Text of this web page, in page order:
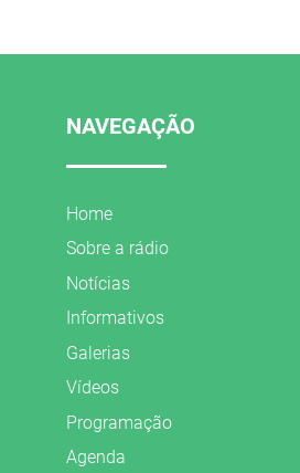
NAVEGAÇÃO
Home
Sobre a rádio
Notícias
Informativos
Galerias
Vídeos
Programação
Agenda